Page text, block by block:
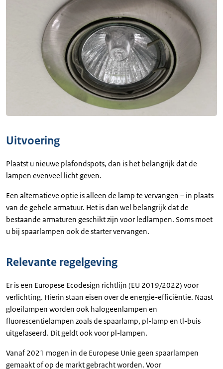
Uitvoering
Plaatst u nieuwe plafondspots, dan is het belangrijk dat de
lampen evenveel licht geven.
Een alternatieve optie is alleen de lamp te vervangen – in plaats
van de gehele armatuur. Het is dan wel belangrijk dat de
bestaande armaturen geschikt zijn voor ledlampen. Soms moet
u bij spaarlampen ook de starter vervangen.
Relevante regelgeving
Er is een Europese Ecodesign richtlijn (EU 2019/2022) voor
verlichting. Hierin staan eisen over de energie-efficiëntie. Naast
gloeilampen worden ook halogeenlampen en
fluorescentielampen zoals de spaarlamp, pl-lamp en tl-buis
uitgefaseerd. Dit geldt ook voor pl-lampen.
Vanaf 2021 mogen in de Europese Unie geen spaarlampen
gemaakt of op de markt gebracht worden. Voor